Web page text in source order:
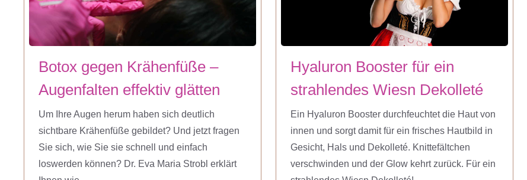
Botox gegen Krähenfüße –
Augenfalten effektiv glätten
Um Ihre Augen herum haben sich deutlich
sichtbare Krähenfüße gebildet? Und jetzt fragen
Sie sich, wie Sie sie schnell und einfach
loswerden können? Dr. Eva Maria Strobl erklärt
Hyaluron Booster für ein
strahlendes Wiesn Dekolleté
Ein Hyaluron Booster durchfeuchtet die Haut von
innen und sorgt damit für ein frisches Hautbild in
Gesicht, Hals und Dekolleté. Knittefältchen
verschwinden und der Glow kehrt zurück. Für ein